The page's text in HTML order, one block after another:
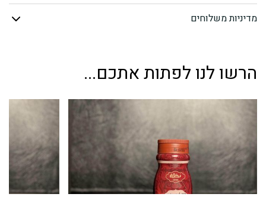
מדיניות משלוחים
הרשו לנו לפתות אתכם...